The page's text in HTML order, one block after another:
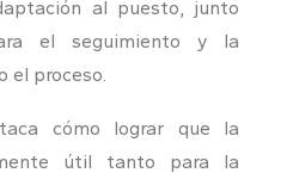
al puesto, junto
el seguimiento y la
el proceso.
cómo lograr que la
útil tanto para la